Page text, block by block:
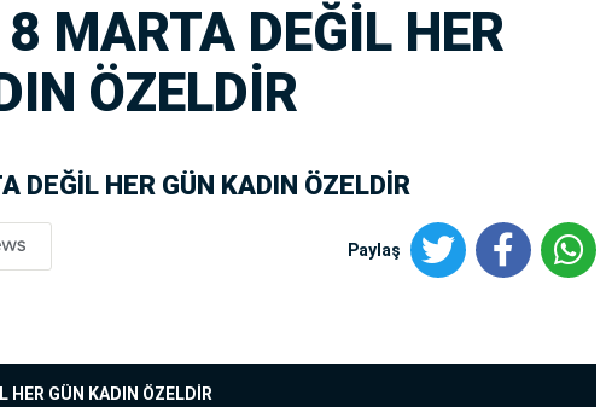
MARTA DEĞİL HER
ÖZELDİR
DEĞİL HER GÜN KADIN ÖZELDİR
Paylaş
HER GÜN KADIN ÖZELDİR